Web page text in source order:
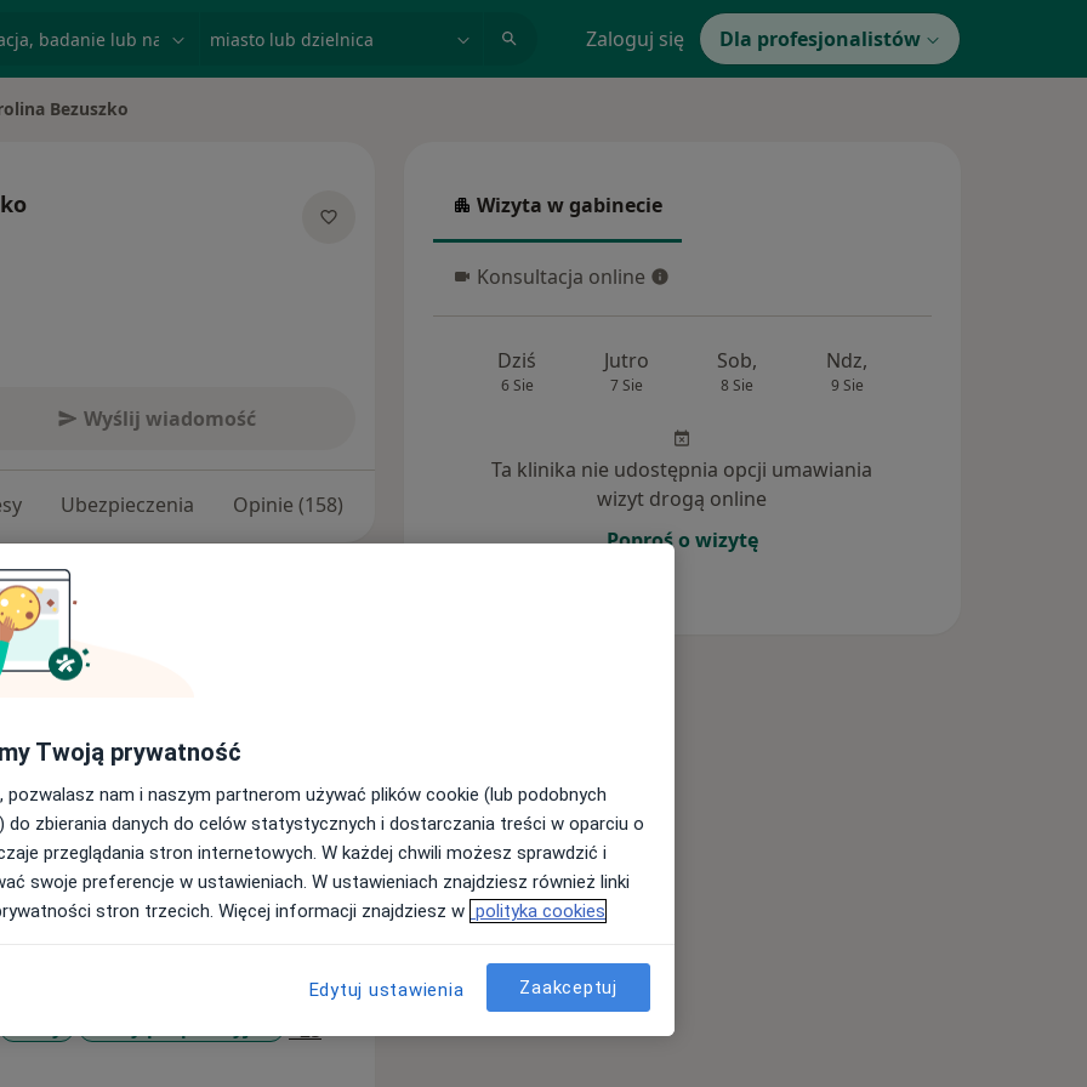
Zaloguj się Dla profesjonalistów
Bezuszko
Wyślij wiadomość
Ubezpieczenia Opinie (158)
Stamina. Zdobywała
którą stara się wykonywać z
poświęca się pracy zarówno z
stanu zdrowia. Uważa, że
przyczyny dolegliwości oraz
przeciwurazowej. Stawia na
ujęcie jego problemu.
+25
Wizyta w gabinecie
Wizyta w gabinecie
Konsultacja online
Konsultacja online
Dziś
6 Sie
Jutro
7 Sie
Sob,
8 Sie
Ndz,
9 Sie
Ta klinika nie udostępnia opcji umawiania
wizyt drogą online
Poproś o wizytę
Twoją prywatność
pozwalasz nam i naszym partnerom używać plików cookie (lub podobnych
do zbierania danych do celów statystycznych i dostarczania treści w oparciu o
przeglądania stron internetowych. W każdej chwili możesz sprawdzić i
swoje preferencje w ustawieniach. W ustawieniach znajdziesz również linki
stron trzecich. Więcej informacji znajdziesz w polityka cookies
Edytuj ustawienia Zaakceptuj